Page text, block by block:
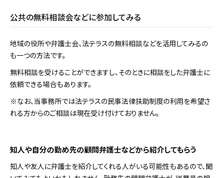
公共の無料相談会などに参加してみる
地域の役所や弁護士会、法テラスの無料相談などを活用してみるの
も一つの方法です。
無料相談を受けることができますし、そのときに相談をした弁護士に
依頼できる場合もあります。
※なお、当事務所では法テラスの民事法律扶助制度の利用を希望さ
れる方からのご相談は現在受け付けておりません。
知人や自分の勤め先の顧問弁護士などから紹介してもらう
知人や友人に弁護士を紹介してくれる人がいる可能性もあるので、聞